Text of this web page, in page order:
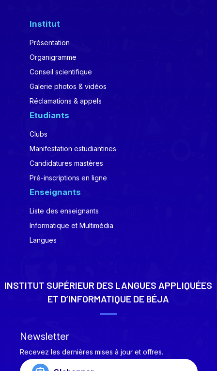
Institut
Présentation
Organigramme
Conseil scientifique
Galerie photos & vidéos
Réclamations & appels
Etudiants
Clubs
Manifestation estudiantines
Candidatures mastères
Pré-inscriptions en ligne
Enseignants
Liste des enseignants
Informatique et Multimédia
Langues
INSTITUT SUPÉRIEUR DES LANGUES APPLIQUÉES
ET D’INFORMATIQUE DE BÉJA
Newsletter
Recevez les dernières mises à jour et offres.